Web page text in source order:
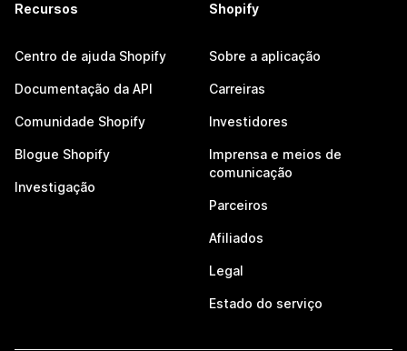
Recursos
Centro de ajuda Shopify
Documentação da API
Comunidade Shopify
Blogue Shopify
Investigação
Shopify
Sobre a aplicação
Carreiras
Investidores
Imprensa e meios de
comunicação
Parceiros
Afiliados
Legal
Estado do serviço